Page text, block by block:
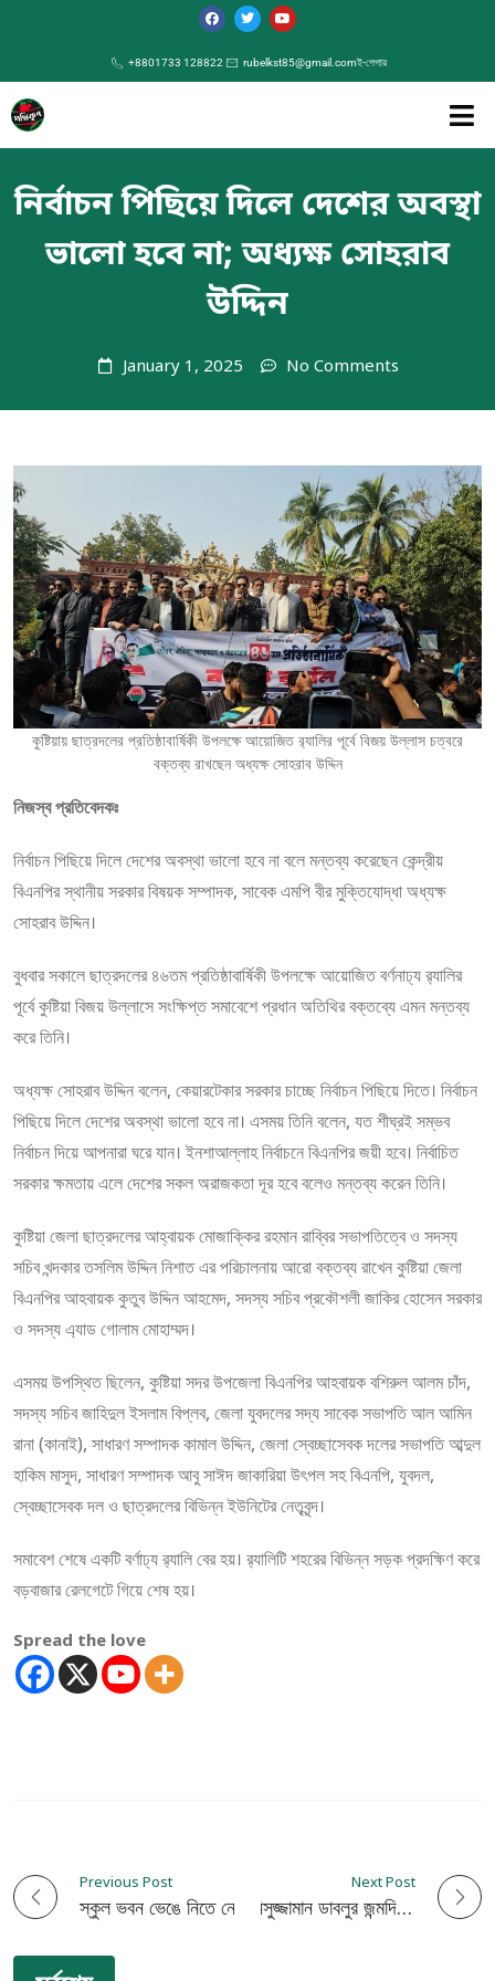
+8801733 128822 rubelkst85@gmail.comই-পেপার
নির্বাচন পিছিয়ে দিলে দেশের অবস্থা
ভালো হবে না; অধ্যক্ষ সোহরাব
উদ্দিন
January 1, 2025 No Comments
কুষ্টিয়ায় ছাত্রদলের প্রতিষ্ঠাবার্ষিকী উপলক্ষে আয়োজিত র‍্যালির পূর্বে বিজয় উল্লাস চত্বরে
বক্তব্য রাখছেন অধ্যক্ষ সোহরাব উদ্দিন
নিজস্ব প্রতিবেদকঃ
নির্বাচন পিছিয়ে দিলে দেশের অবস্থা ভালো হবে না বলে মন্তব্য করেছেন কেন্দ্রীয়
বিএনপির স্থানীয় সরকার বিষয়ক সম্পাদক, সাবেক এমপি বীর মুক্তিযোদ্ধা অধ্যক্ষ
সোহরাব উদ্দিন।
বুধবার সকালে ছাত্রদলের ৪৬তম প্রতিষ্ঠাবার্ষিকী উপলক্ষে আয়োজিত বর্ণনাঢ্য র‍্যালির
পূর্বে কুষ্টিয়া বিজয় উল্লাসে সংক্ষিপ্ত সমাবেশে প্রধান অতিথির বক্তব্যে এমন মন্তব্য
করে তিনি।
অধ্যক্ষ সোহরাব উদ্দিন বলেন, কেয়ারটেকার সরকার চাচ্ছে নির্বাচন পিছিয়ে দিতে। নির্বাচন
পিছিয়ে দিলে দেশের অবস্থা ভালো হবে না। এসময় তিনি বলেন, যত শীঘ্রই সম্ভব
নির্বাচন দিয়ে আপনারা ঘরে যান। ইনশাআল্লাহ নির্বাচনে বিএনপির জয়ী হবে। নির্বাচিত
সরকার ক্ষমতায় এলে দেশের সকল অরাজকতা দূর হবে বলেও মন্তব্য করেন তিনি।
কুষ্টিয়া জেলা ছাত্রদলের আহ্বায়ক মোজাক্কির রহমান রাব্বির সভাপতিত্বে ও সদস্য
সচিব খন্দকার তসলিম উদ্দিন নিশাত এর পরিচালনায় আরো বক্তব্য রাখেন কুষ্টিয়া জেলা
বিএনপির আহবায়ক কুতুব উদ্দিন আহমেদ, সদস্য সচিব প্রকৌশলী জাকির হোসেন সরকার
ও সদস্য এ্যাড গোলাম মোহাম্মদ।
এসময় উপস্থিত ছিলেন, কুষ্টিয়া সদর উপজেলা বিএনপির আহবায়ক বশিরুল আলম চাঁদ,
সদস্য সচিব জাহিদুল ইসলাম বিপ্লব, জেলা যুবদলের সদ্য সাবেক সভাপতি আল আমিন
রানা (কানাই), সাধারণ সম্পাদক কামাল উদ্দিন, জেলা স্বেচ্ছাসেবক দলের সভাপতি আব্দুল
হাকিম মাসুদ, সাধারণ সম্পাদক আবু সাঈদ জাকারিয়া উৎপল সহ বিএনপি, যুবদল,
স্বেচ্ছাসেবক দল ও ছাত্রদলের বিভিন্ন ইউনিটের নেতৃবৃন্দ।
সমাবেশ শেষে একটি বর্ণাঢ্য র‍্যালি বের হয়। র‍্যালিটি শহরের বিভিন্ন সড়ক প্রদক্ষিণ করে
বড়বাজার রেলগেটে গিয়ে শেষ হয়।
Spread the love
P
o
Previous Post
স্কুল ভবন ভেঙে নিতে নোটিশ: শিক্ষক-শিক্ষার্থী ও এলাকাবাসীর মানববন্ধন
Next Post
প্রথিতযশা সাংবাদিক আনিসুজ্জামান ডাবলুর জন্মদিন পালিত